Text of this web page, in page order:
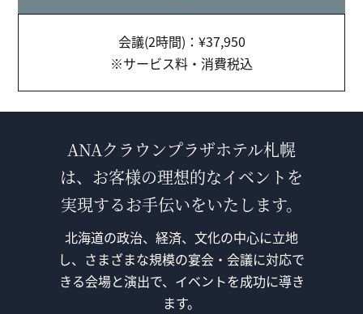
会議(2時間)：¥37,950
※サービス料・消費税込
ANAクラウンプラザホテル札幌
は、お客様の理想的なイベントを
実現するお手伝いをいたします。
北海道の政治、経済、文化の中心に立地
し、さまざまな規模の宴会・会議に対応で
きる会場と演出で、イベントを成功に導き
ます。